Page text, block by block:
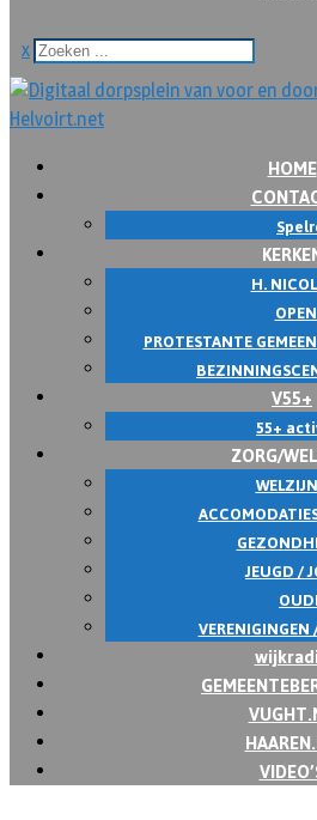
x
HOME
H.
PROTESTANTE
V55+
55+
ZORG/
JEUGD /